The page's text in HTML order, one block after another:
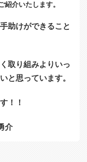
紹介いたします。
助けができること
取り組みよりいっ
と思っています。
！！
介